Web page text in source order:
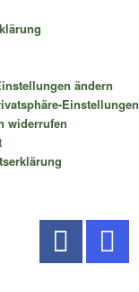
ändern
Einstellungen
widerrufen